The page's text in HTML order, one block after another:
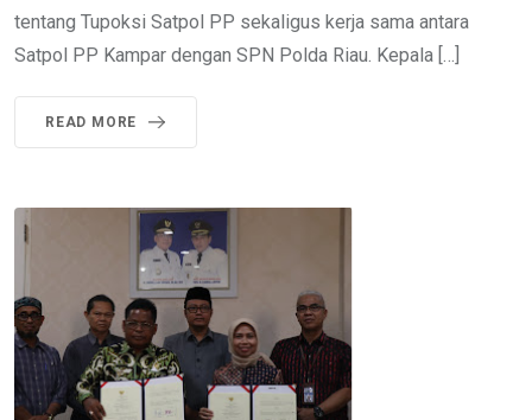
tentang Tupoksi Satpol PP sekaligus kerja sama antara
Satpol PP Kampar dengan SPN Polda Riau. Kepala […]
READ MORE